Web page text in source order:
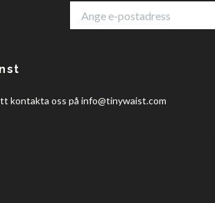
kontakta oss på info@tinywaist.com